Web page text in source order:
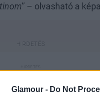
Glamour - Do Not
” – olvasható a
32 év a korkülönbség,
láttán: a kislány